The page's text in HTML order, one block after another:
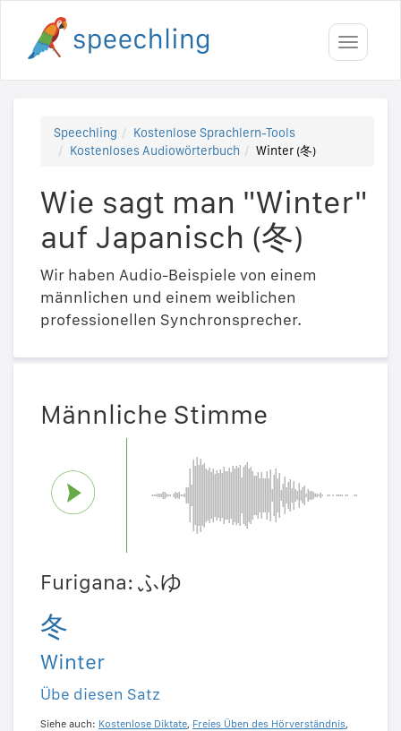
Toggle
Speechling
Kostenlose Sprachlern-Tools
Kostenloses Audiowörterbuch
Winter (冬)
Wie sagt man "Winter"
auf Japanisch (冬)
Wir haben Audio-Beispiele von einem
männlichen und einem weiblichen
professionellen Synchronsprecher.
Männliche Stimme
Furigana: ふゆ
冬
Winter
Übe diesen Satz
Siehe auch: Kostenlose Diktate, Freies Üben des Hörverständnis,